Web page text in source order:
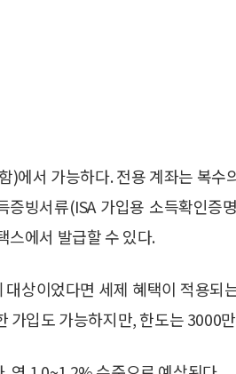
에서 가능하다. 전용 계좌는 복수
빙서류(ISA 가입용 소득확인증
스에서 발급할 수 있다.
상이었다면 세제 혜택이 적용되
가입도 가능하지만, 한도는 3000